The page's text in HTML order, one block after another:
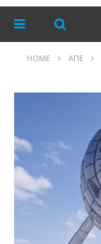
HOME ΑΠΕ